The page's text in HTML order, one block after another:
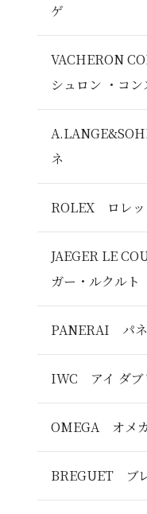
ゲ
VACHERON
シュロン ・コ
ネ
ROLEX ロレッ
JAEGER LE
ガー・ルクルト
PANERAI パネ
IWC アイ ダブ
OMEGA オメ
BREGUET ブ